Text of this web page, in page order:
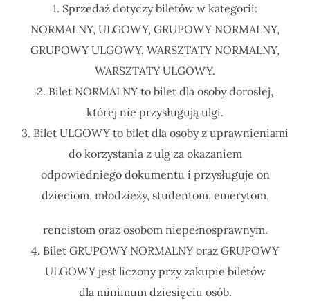
1. Sprzedaż dotyczy biletów w kategorii:
NORMALNY, ULGOWY, GRUPOWY NORMALNY,
GRUPOWY ULGOWY, WARSZTATY NORMALNY,
WARSZTATY ULGOWY.
2. Bilet NORMALNY to bilet dla osoby dorosłej,
której nie przysługują ulgi.
3. Bilet ULGOWY to bilet dla osoby z uprawnieniami
do korzystania z ulg za okazaniem
odpowiedniego dokumentu i przysługuje on
dzieciom, młodzieży, studentom, emerytom,
rencistom oraz osobom niepełnosprawnym.
4. Bilet GRUPOWY NORMALNY oraz GRUPOWY
ULGOWY jest liczony przy zakupie biletów
dla minimum dziesięciu osób.